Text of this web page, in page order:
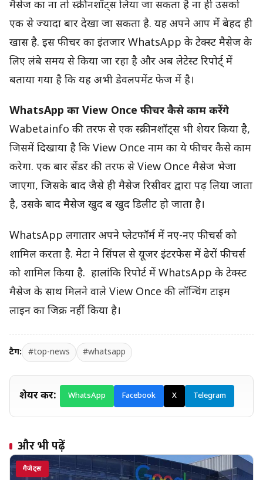
मैसेज का ना तो स्क्रीनशॉट्स लिया जा सकता है ना ही उसको
एक से ज्यादा बार देखा जा सकता है. यह अपने आप में बेहद ही
खास है. इस फीचर का इंतजार WhatsApp के टेक्स्ट मैसेज के
लिए लंबे समय से किया जा रहा है और अब लेटेस्ट रिपोर्ट् में
बताया गया है कि यह अभी डेवलपमेंट फेज में है।
WhatsApp का View Once फीचर कैसे काम करेंगे
Wabetainfo की तरफ से एक स्क्रीनशॉट्स भी शेयर किया है,
जिसमें दिखाया है कि View Once नाम का ये फीचर कैसे काम
करेगा. एक बार सेंडर की तरफ से View Once मैसेज भेजा
जाएगा, जिसके बाद जैसे ही मैसेज रिसीवर द्वारा पढ़ लिया जाता
है, उसके बाद मैसेज खुद ब खुद डिलीट हो जाता है।
WhatsApp लगातार अपने प्लेटफॉर्म में नए-नए फीचर्स को
शामिल करता है. मेटा ने सिंपल से यूजर इंटरफेस में ढेरों फीचर्स
को शामिल किया है. हालांकि रिपोर्ट में WhatsApp के टेक्स्ट
मैसेज के साथ मिलने वाले View Once की लॉन्चिंग टाइम
लाइन का जिक्र नहीं किया है।
टैग: #top-news #whatsapp
शेयर करें: WhatsApp Facebook X Telegram
और भी पढ़ें
गैजेट्स